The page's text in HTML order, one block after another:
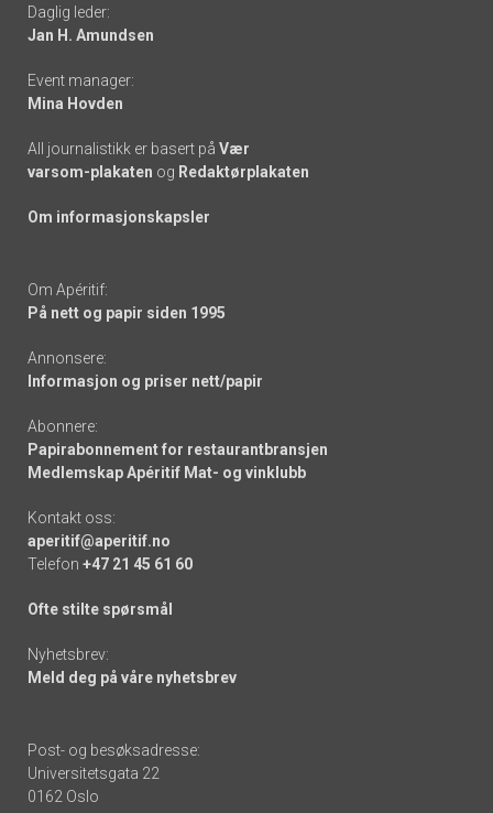
links
Daglig leder:
Jan H. Amundsen
Event manager:
Mina Hovden
All journalistikk er basert på Vær
varsom-plakaten og Redaktørplakaten
Om informasjonskapsler
Om Apéritif:
På nett og papir siden 1995
Annonsere:
Informasjon og priser nett/papir
Abonnere:
Papirabonnement for restaurantbransjen
Medlemskap Apéritif Mat- og vinklubb
Kontakt oss:
aperitif@aperitif.no
Telefon +47 21 45 61 60
Ofte stilte spørsmål
Nyhetsbrev:
Meld deg på våre nyhetsbrev
Post- og besøksadresse:
Universitetsgata 22
0162 Oslo